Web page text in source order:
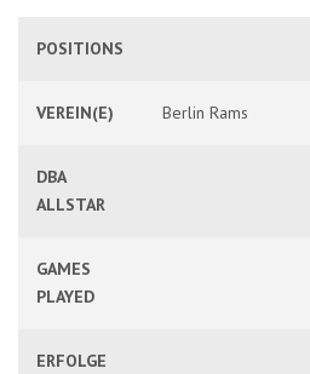
POSITIONS
VEREIN(E) Berlin Rams
DBA
ALLSTAR
GAMES
PLAYED
ERFOLGE